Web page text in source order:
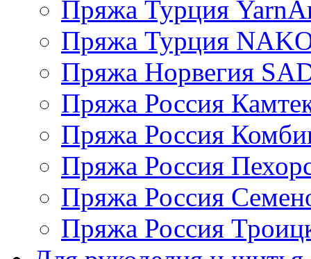
Пряжа Турция
Пряжа Турция
Пряжа Норвегия
Пряжа Россия
Пряжа Россия
Пряжа Россия
Пряжа Россия
Пряжа Россия